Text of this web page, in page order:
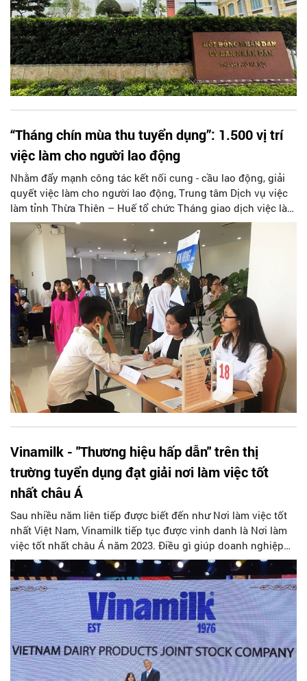
“Tháng chín mùa thu tuyển dụng”: 1.500 vị trí
việc làm cho người lao động
Nhằm đẩy mạnh công tác kết nối cung - cầu lao động, giải
quyết việc làm cho người lao động, Trung tâm Dịch vụ việc
làm tỉnh Thừa Thiên – Huế tổ chức Tháng giao dịch việc làm
với chủ đề “Tháng chín mùa thu tuyển dụng” diễn ra từ ngày
5/9 - 5/10.
Vinamilk - "Thương hiệu hấp dẫn" trên thị
trường tuyển dụng đạt giải nơi làm việc tốt
nhất châu Á
Sau nhiều năm liên tiếp được biết đến như Nơi làm việc tốt
nhất Việt Nam, Vinamilk tiếp tục được vinh danh là Nơi làm
việc tốt nhất châu Á năm 2023. Điều gì giúp doanh nghiệp
đã có bề dày 47 năm tuổi duy trì sức hút với người lao động
qua nhiều thế hệ, đặc biệt là Gen Z – lực lượng lao động
chính của tương lai?